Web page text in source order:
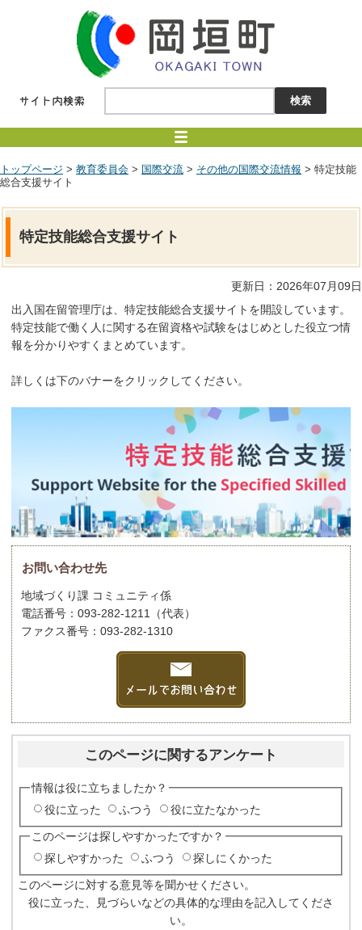
トップページ > 教育委員会 > 国際交流 > その他の国際交流情報 > 特定技能
総合支援サイト
特定技能総合支援サイト
更新日：2026年07月09日
出入国在留管理庁は、特定技能総合支援サイトを開設しています。
特定技能で働く人に関する在留資格や試験をはじめとした役立つ情
報を分かりやすくまとめています。
詳しくは下のバナーをクリックしてください。
お問い合わせ先
地域づくり課 コミュニティ係
電話番号：093-282-1211（代表）
ファクス番号：093-282-1310
このページに関するアンケート
情報は役に立ちましたか？
役に立った
ふつう 役に立たなかった
このページは探しやすかったですか？
探しやすかった
ふつう 探しにくかった
このページに対する意見等を聞かせください。
役に立った、見づらいなどの具体的な理由を記入してくださ
い。